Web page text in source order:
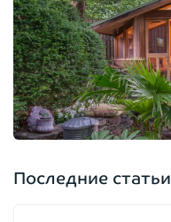
Последние статьи